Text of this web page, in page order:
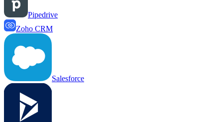
Pipedrive
Zoho CRM
Salesforce